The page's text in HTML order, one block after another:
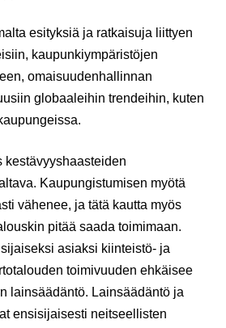
esityksiä ja ratkaisuja liittyen
kaupunkiympäristöjen
omaisuudenhallinnan
globaaleihin trendeihin, kuten
kestävyyshaasteiden
Kaupungistumisen myötä
vähenee, ja tätä kautta myös
pitää saada toimimaan.
asiaksi kiinteistö- ja
toimivuuden ehkäisee
lainsäädäntö. Lainsäädäntö ja
ensisijaisesti neitseellisten